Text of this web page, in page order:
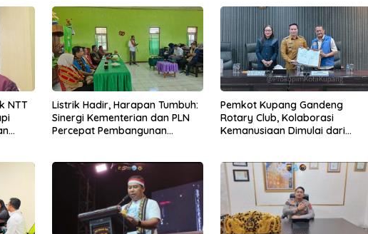
NTT
Listrik Hadir, Harapan Tumbuh:
Sinergi Kementerian dan PLN
Percepat Pembangunan
Pemkot Kupang Gandeng
Rotary Club, Kolaborasi
Kemanusiaan Dimulai dari